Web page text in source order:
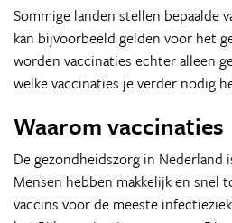
Sommige landen stellen bepaalde
kan bijvoorbeeld gelden voor het
worden vaccinaties echter alleen
welke vaccinaties je verder nodig
Waarom vaccinaties
De gezondheidszorg in Nederland
Mensen hebben makkelijk en snel
vaccins voor de meeste